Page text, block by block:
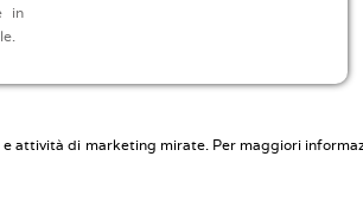
attività di marketing mirate. Per maggiori
in